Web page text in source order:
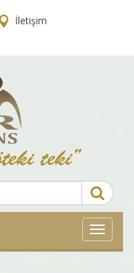
İletişim
MENÜ